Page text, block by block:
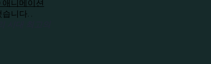
애니메이션
니다. .